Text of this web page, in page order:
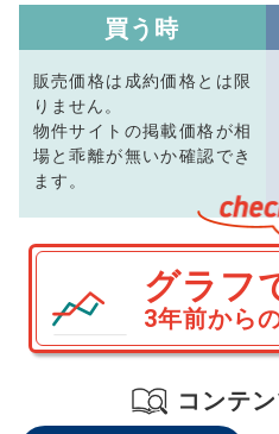
買う時
販売価格は成約価格とは限
りません。
物件サイトの掲載価格が相
場と乖離が無いか確認でき
ます。
グラフ
3年前から
コンテン